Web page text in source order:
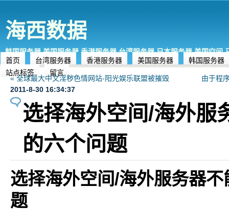
海西数据
韩国服务器,美国服务器,香港服务器,台湾服务器,日本服务器,美国空间
首页
台湾服务器 香港服务器 美国服务器
韩国服务器
站点标签
留言
« 全球最大中文淫秽色情网站-阳光娱乐联盟被摧毁
由于程
2011-8-30 16:34:37
选择海外空间/海外服
的六个问题
选择海外空间/海外服务器
题